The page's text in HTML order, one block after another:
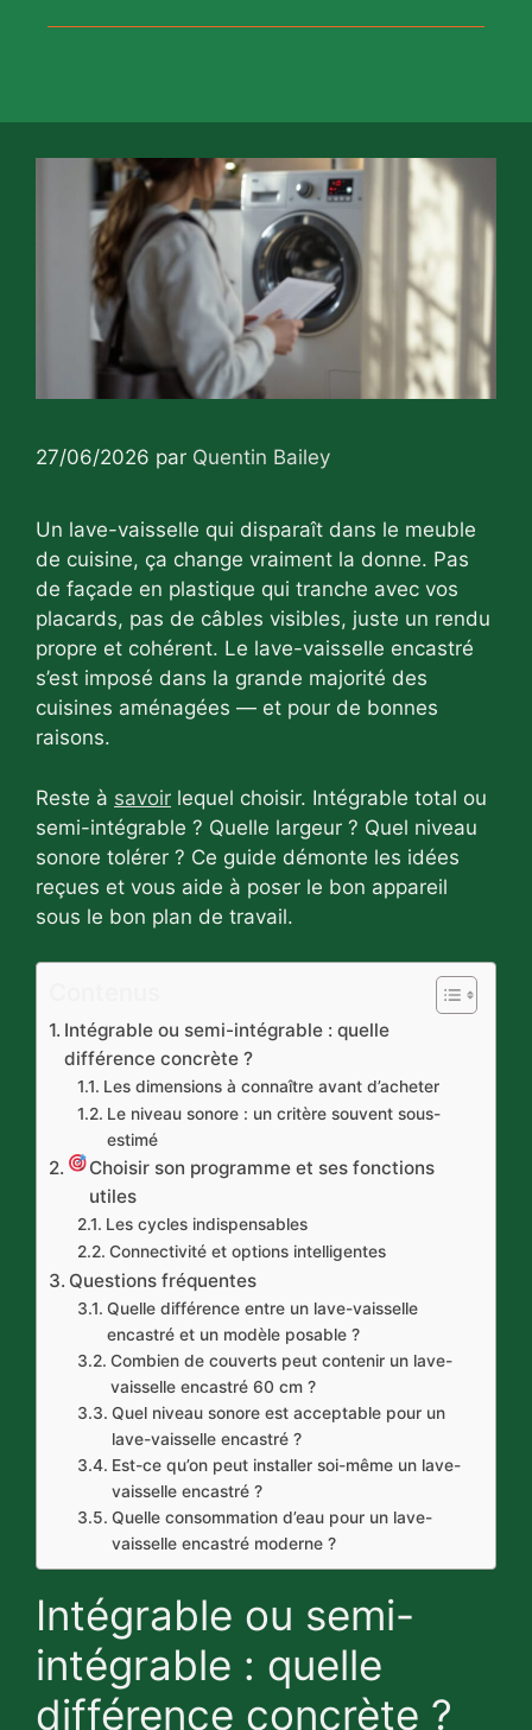
27/06/2026 par Quentin Bailey
Un lave-vaisselle qui disparaît dans le meuble
de cuisine, ça change vraiment la donne. Pas
de façade en plastique qui tranche avec vos
placards, pas de câbles visibles, juste un rendu
propre et cohérent. Le lave-vaisselle encastré
s’est imposé dans la grande majorité des
cuisines aménagées — et pour de bonnes
raisons.
Reste à savoir lequel choisir. Intégrable total ou
semi-intégrable ? Quelle largeur ? Quel niveau
sonore tolérer ? Ce guide démonte les idées
reçues et vous aide à poser le bon appareil
sous le bon plan de travail.
Intégrable ou semi-intégrable : quelle
différence concrète ?
Les dimensions à connaître avant d’acheter
Le niveau sonore : un critère souvent sous-
estimé
Choisir son programme et ses fonctions
utiles
Les cycles indispensables
Connectivité et options intelligentes
Questions fréquentes
Quelle différence entre un lave-vaisselle
encastré et un modèle posable ?
Combien de couverts peut contenir un lave-
vaisselle encastré 60 cm ?
Quel niveau sonore est acceptable pour un
lave-vaisselle encastré ?
Est-ce qu’on peut installer soi-même un lave-
vaisselle encastré ?
Quelle consommation d’eau pour un lave-
vaisselle encastré moderne ?
Intégrable ou semi-
intégrable : quelle
différence concrète ?